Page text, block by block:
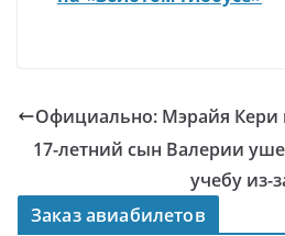
Официально: Мэрайя Кери
17-летний сын Валерии
учебу из-
Заказ авиабилетов